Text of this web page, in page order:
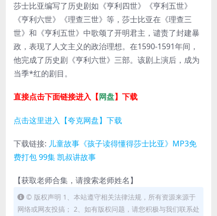
莎士比亚编写了历史剧如《亨利四世》《亨利五世》
《亨利六世》《理查三世》等，莎士比亚在《理查三
世》和《亨利五世》中歌颂了开明君主，谴责了封建暴
政，表现了人文主义的政治理想。在1590-1591年间，
他完成了历史剧《亨利六世》三部。该剧上演后，成为
当季*红的剧目。
直接点击下面链接进入【 网盘】下载
点击这里进入【夸克网盘】下载
下载链接: 儿童故事《孩子读得懂得莎士比亚》MP3免
费打包 99集 凯叔讲故事
【获取老师合集，请搜索老师姓名】
© 版权声明 1、本站遵守相关法律法规，所有资源来源于
网络或网友投搞； 2、如有版权问题，请您积极与我们联系处